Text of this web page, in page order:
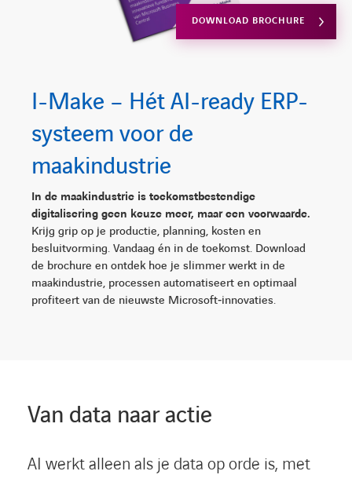
I-Make – Hét AI-ready ERP-
systeem voor de
maakindustrie
In de maakindustrie is toekomstbestendige
digitalisering geen keuze meer, maar een voorwaarde.
Krijg grip op je productie, planning, kosten en
besluitvorming. Vandaag én in de toekomst. Download
de brochure en ontdek hoe je slimmer werkt in de
maakindustrie, processen automatiseert en optimaal
profiteert van de nieuwste Microsoft‑innovaties.
DOWNLOAD BROCHURE
Van data naar actie
AI werkt alleen als je data op orde is, met